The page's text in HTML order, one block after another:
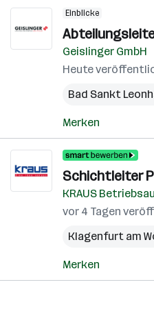
Einblicke
Geislinger GmbH
Heute
Bad Sankt
Merken
Schichtleiter
KRAUS
vor 4 Tagen
Klagenfurt am
Merken